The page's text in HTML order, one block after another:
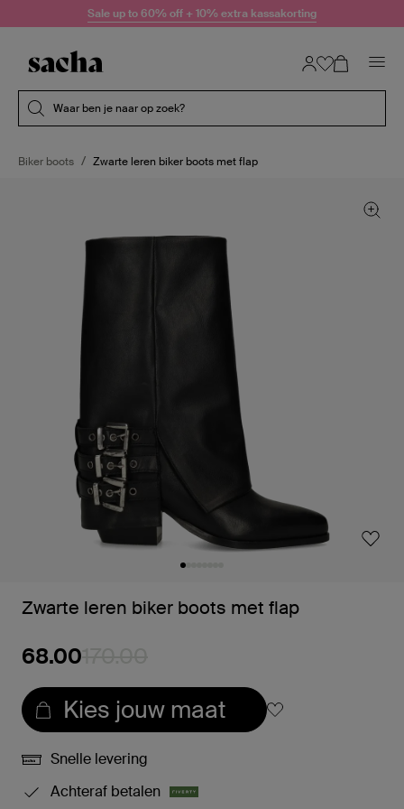
Doorgaan naar artikelSale up to 60% off + 10% extra kassakorting
Waar ben je naar op zoek?
Biker boots Zwarte leren biker boots met flap
Zwarte leren biker boots met flap
68.00
Kies jouw maat
Snelle levering
Achteraf betalen